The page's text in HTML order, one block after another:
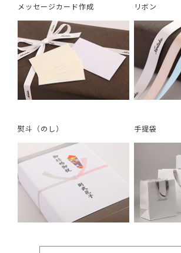
メッセージカード作成 リボン
熨斗（のし） 手提袋